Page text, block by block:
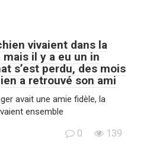
vivaient dans la
il y a eu un in
s’est perdu, des mois
a retrouvé son ami
avait une amie fidèle, la
ensemble
0 139